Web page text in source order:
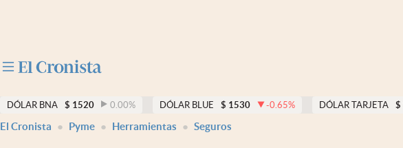
Otras secciones
Apertura
DÓLAR BNA $ 1520 0.00% DÓLAR BLUE $ 1530 -0.65% DÓLAR TARJETA $
El Cronista Pyme Herramientas Seguros